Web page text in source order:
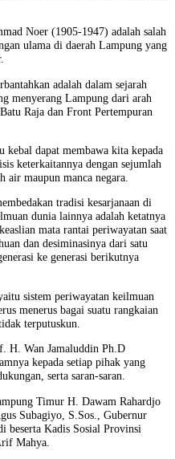
Noer (1905-1947) adalah salah
ulama di daerah Lampung yang
adalah dalam sejarah
menyerang Lampung dari arah
Raja dan Front Pertempuran
kebal dapat membawa kita kepada
keterkaitannya dengan sejumlah
air maupun manca negara.
tradisi kesarjanaan di
dunia lainnya adalah ketatnya
mata rantai periwayatan saat
dan desiminasinya dari satu
ke generasi berikutnya
sistem periwayatan keilmuan
menerus bagai suatu rangkaian
terputuskun.
H. Wan Jamaluddin Ph.D
kepada setiap pihak yang
serta saran-saran.
Timur H. Dawam Rahardjo
Subagiyo, S.Sos., Gubernur
Kadis Sosial Provinsi
Mahya.